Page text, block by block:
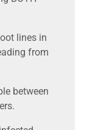
lines in
from
between